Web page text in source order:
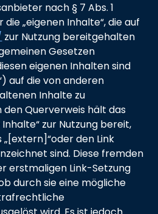
nach § 7 Abs. 1
„eigenen Inhalte“, die auf
zur Nutzung bereitgehalten
Gesetzen
eigenen Inhalten sind
auf die von anderen
Inhalte zu
Querverweis hält das
zur Nutzung bereit,
den Link
sind. Diese fremden
erstmaligen Link-Setzung
durch sie eine mögliche